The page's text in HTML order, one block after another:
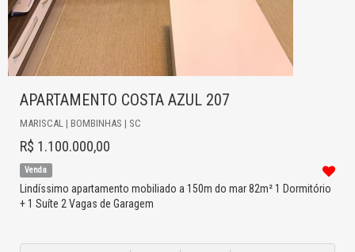
APARTAMENTO COSTA AZUL 207
MARISCAL | BOMBINHAS | SC
R$ 1.100.000,00
Venda
Lindíssimo apartamento mobiliado a 150m do mar 82m² 1 Dormitório
+ 1 Suíte 2 Vagas de Garagem